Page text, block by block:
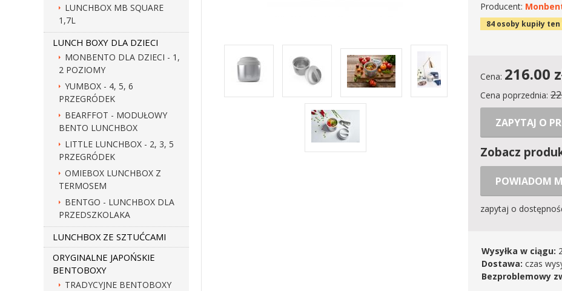
LUNCHBOX MB SQUARE
1,7L
LUNCH BOXY DLA DZIECI
MONBENTO DLA DZIECI - 1,
2 POZIOMY
YUMBOX - 4, 5, 6
PRZEGRÓDEK
BEARFFOT - MODUŁOWY
BENTO LUNCHBOX
LITTLE LUNCHBOX - 2, 3, 5
PRZEGRÓDEK
OMIEBOX LUNCHBOX Z
TERMOSEM
BENTGO - LUNCHBOX DLA
PRZEDSZKOLAKA
LUNCHBOX ZE SZTUĆCAMI
ORYGINALNE JAPOŃSKIE
BENTOBOXY
TRADYCYJNE BENTOBOXY
Producent:
84 osoby kupiły
Cena: 216.00
Cena poprzednia:
ZAPYTAJ O
Zobacz
POWIADOM
zapytaj o
Wysyłka w ciągu:
Dostawa: czas
Bezproblemowy